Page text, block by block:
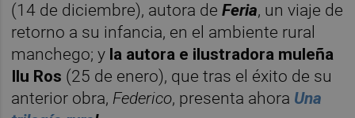
(14 de diciembre), autora deFeria, un viaje de
retorno a su infancia, en el ambiente rural
manchego; y la autora e ilustradora muleña
Ilu Ros (25 de enero), que tras el éxito de su
anterior obra, Federico, presenta ahora Una